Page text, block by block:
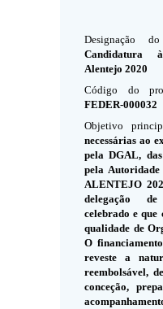
Designação
Candidatura
Alentejo 2020
Código do
FEDER-000032
Objetivo
necessárias ao
pela DGAL, das
pela
ALENTEJO
delegação de
celebrado e
qualidade de
O
reveste a
reembolsável,
conceção,